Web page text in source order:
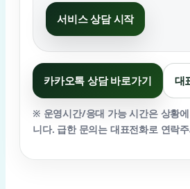
서비스 상담 시작
카카오톡 상담 바로가기 대
※ 운영시간/응대 가능 시간은 상황
니다. 급한 문의는 대표전화로 연락